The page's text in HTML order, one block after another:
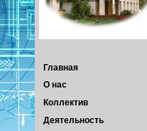
Главная
О нас
Коллектив
Деятельность